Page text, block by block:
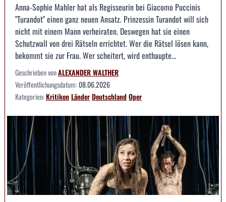
Anna-Sophie Mahler hat als Regisseurin bei Giacomo Puccinis
"Turandot" einen ganz neuen Ansatz. Prinzessin Turandot will sich
nicht mit einem Mann verheiraten. Deswegen hat sie einen
Schutzwall von drei Rätseln errichtet. Wer die Rätsel lösen kann,
bekommt sie zur Frau. Wer scheitert, wird enthaupte...
Geschrieben vonALEXANDER WALTHER
Veröffentlichungsdatum:08.06.2026
Kategorien:KritikenLänderDeutschlandOper